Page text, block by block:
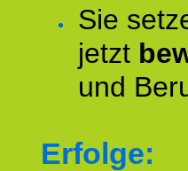
Sie
jetzt
und
Erfolge: